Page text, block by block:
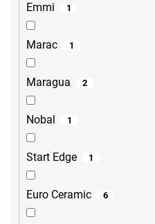
Emmi 1
Marac 1
Maragua 2
Nobal 1
Start Edge 1
Euro Ceramic 6